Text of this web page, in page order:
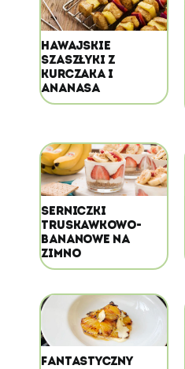
HAWAJSKIE
SZASZŁYKI Z
KURCZAKA I
ANANASA
SERNICZKI
TRUSKAWKOWO-
BANANOWE NA
ZIMNO
FANTASTYCZNY